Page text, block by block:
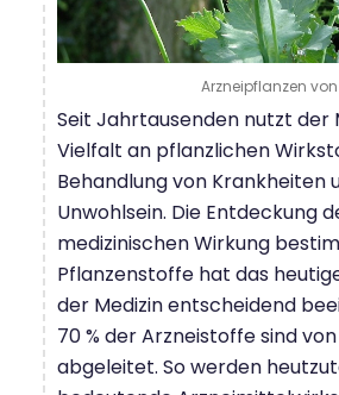
Arzneipflanzen
Seit Jahrtausenden nutzt der
Vielfalt an pflanzlichen
Behandlung von Krankheiten
Unwohlsein. Die Entdeckung
medizinischen Wirkung
Pflanzenstoffe hat das
der Medizin entscheidend
70 % der Arzneistoffe sind
abgeleitet. So werden